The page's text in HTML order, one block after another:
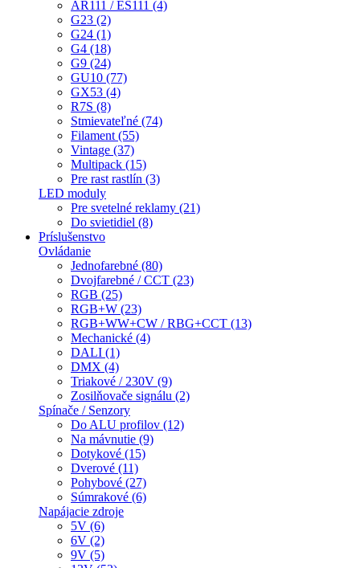
AR111 / ES111 (4)
G23 (2)
G24 (1)
G4 (18)
G9 (24)
GU10 (77)
GX53 (4)
R7S (8)
Stmievateľné (74)
Filament (55)
Vintage (37)
Multipack (15)
Pre rast rastlín (3)
LED moduly
Pre svetelné reklamy (21)
Do svietidiel (8)
Príslušenstvo
Ovládanie
Jednofarebné (80)
Dvojfarebné / CCT (23)
RGB (25)
RGB+W (23)
RGB+WW+CW / RBG+CCT (13)
Mechanické (4)
DALI (1)
DMX (4)
Triakové / 230V (9)
Zosilňovače signálu (2)
Spínače / Senzory
Do ALU profilov (12)
Na mávnutie (9)
Dotykové (15)
Dverové (11)
Pohybové (27)
Súmrakové (6)
Napájacie zdroje
5V (6)
6V (2)
9V (5)